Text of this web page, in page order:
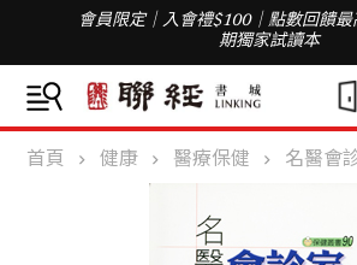
會員限定｜入會禮$100｜點數回饋
期獨家試讀本
首頁 健康 醫療保健 名醫會